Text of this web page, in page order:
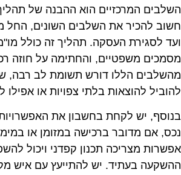
המרכזיים הוא ההבנה של
להכיר את השלבים השונים, החל
לסגירת העסקה. תהליך זה כולל
משפטיים, והחתימה על חוזה
הללו דורש תשומת לב רבה,
להוצאות בלתי צפויות או אפילו
יש לקחת בחשבון את
אם מדובר ברכישה במזומן או
מצריכה תכנון קפדני ויכול
בעתיד. יש להתייעץ עם איש